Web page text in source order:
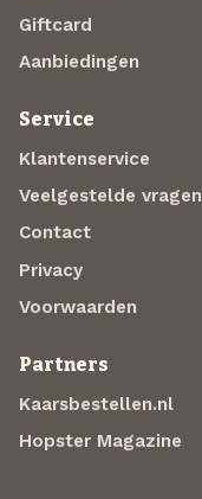
Giftcard
Aanbiedingen
Service
Klantenservice
Veelgestelde vragen
Contact
Privacy
Voorwaarden
Partners
Kaarsbestellen.nl
Hopster Magazine